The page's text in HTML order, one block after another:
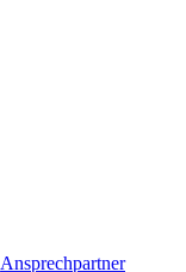
Ansprechpartner